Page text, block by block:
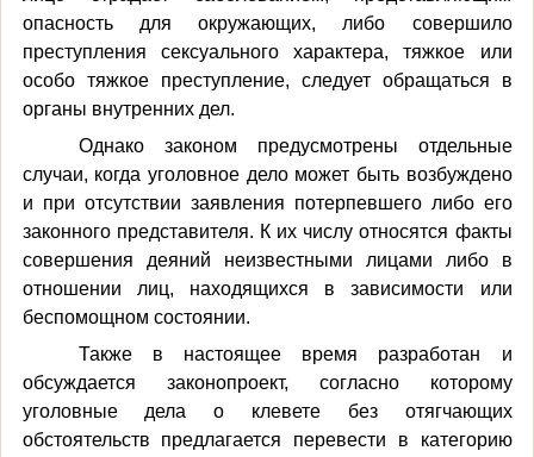
опасность для окружающих, либо совершило
преступления сексуального характера, тяжкое или
особо тяжкое преступление, следует обращаться в
органы внутренних дел.
Однако законом предусмотрены отдельные
случаи, когда уголовное дело может быть возбуждено
и при отсутствии заявления потерпевшего либо его
законного представителя. К их числу относятся факты
совершения деяний неизвестными лицами либо в
отношении лиц, находящихся в зависимости или
беспомощном состоянии.
Также в настоящее время разработан и
обсуждается законопроект, согласно которому
уголовные дела о клевете без отягчающих
обстоятельств предлагается перевести в категорию